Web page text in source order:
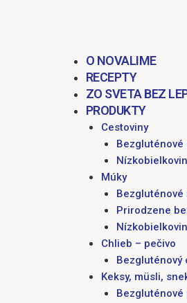
O NOVALIME
RECEPTY
ZO SVETA BEZ
PRODUKTY
Cestoviny
Bezgluténové
Múky
Bezgluténové
Prirodzene
Chlieb – pečivo
Bezgluténový
Keksy, müsli,